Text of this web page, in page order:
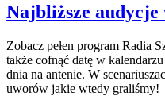
Najbliższe audycje
Zobacz pełen program Radia
także cofnąć datę w
dnia na antenie. W
uworów jakie wtedy graliśmy!